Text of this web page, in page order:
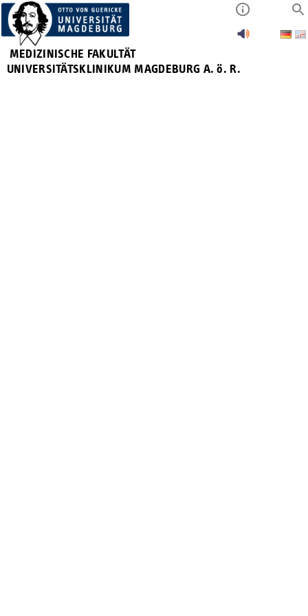
MEDIZINISCHE FAKULTÄT
UNIVERSITÄTSKLINIKUM MAGDEBURG A. ö. R.